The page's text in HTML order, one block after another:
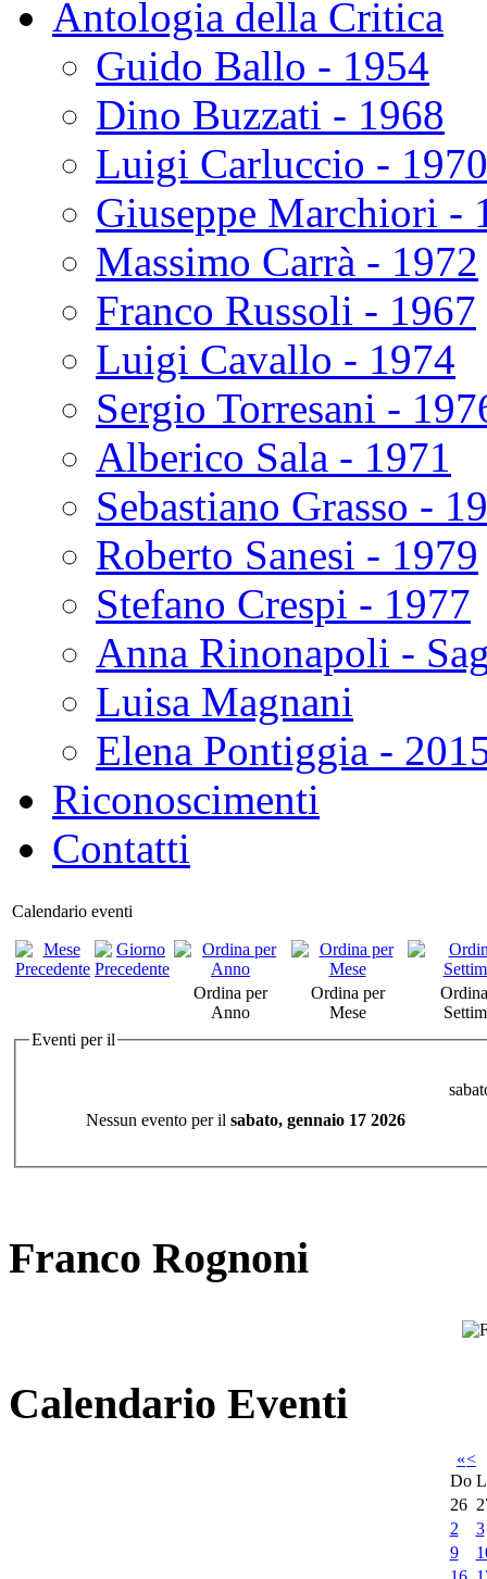
Antologia della Critica
Guido Ballo - 1954
Dino Buzzati - 1968
Luigi Carluccio - 1970
Giuseppe Marchiori -
Massimo Carrà - 1972
Franco Russoli - 1967
Luigi Cavallo - 1974
Sergio Torresani -
Alberico Sala - 1971
Sebastiano Grasso -
Roberto Sanesi - 1979
Stefano Crespi - 1977
Anna Rinonapoli -
Luisa Magnani
Elena Pontiggia -
Riconoscimenti
Contatti
Calendario eventi
Ordina per
Anno
Ordina per
Mese
Eventi per il
Nessun evento per il sabato, gennaio 17 2026
Franco Rognoni
Calendario Eventi
«<
Do
26
2
3
9